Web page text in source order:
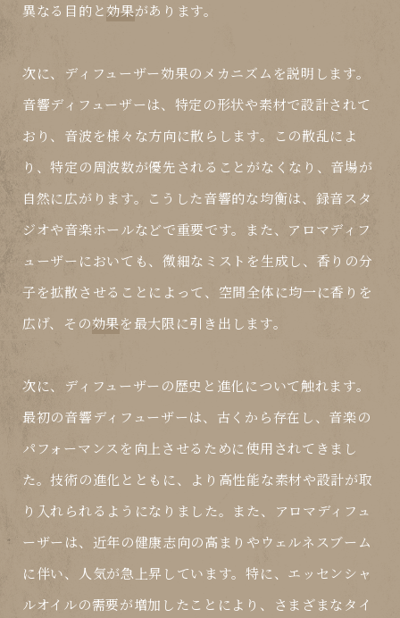
異なる目的と効果があります。
次に、ディフューザー効果のメカニズムを説明します。
音響ディフューザーは、特定の形状や素材で設計されて
おり、音波を様々な方向に散らします。この散乱によ
り、特定の周波数が優先されることがなくなり、音場が
自然に広がります。こうした音響的な均衡は、録音スタ
ジオや音楽ホールなどで重要です。また、アロマディフ
ューザーにおいても、微細なミストを生成し、香りの分
子を拡散させることによって、空間全体に均一に香りを
広げ、その効果を最大限に引き出します。
次に、ディフューザーの歴史と進化について触れます。
最初の音響ディフューザーは、古くから存在し、音楽の
パフォーマンスを向上させるために使用されてきまし
た。技術の進化とともに、より高性能な素材や設計が取
り入れられるようになりました。また、アロマディフュ
ーザーは、近年の健康志向の高まりやウェルネスブーム
に伴い、人気が急上昇しています。特に、エッセンシャ
ルオイルの需要が増加したことにより、さまざまなタイ